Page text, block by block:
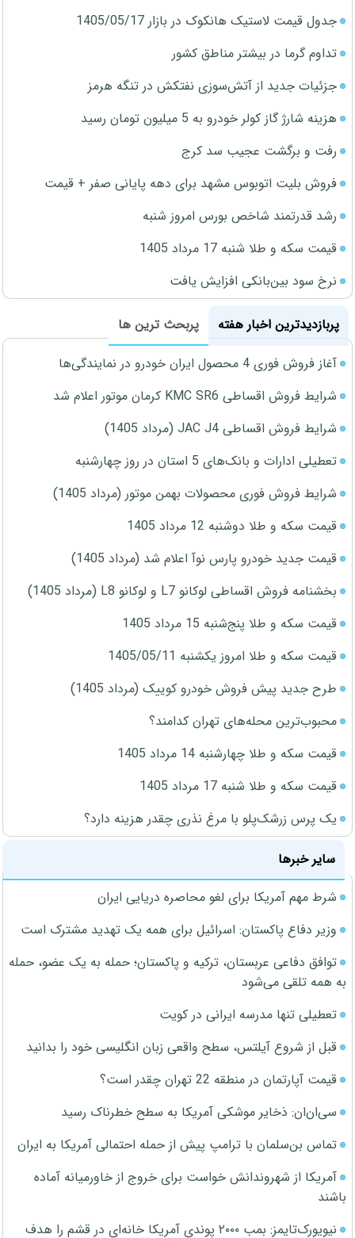
جدول قیمت لاستیک هانکوک در بازار 1405/05/17
تداوم گرما در بیشتر مناطق کشور
جزئیات جدید از آتش‌سوزی نفتکش در تنگه هرمز
هزینه شارژ گاز کولر خودرو به 5 میلیون تومان رسید
رفت و برگشت عجیب سد کرج
فروش بلیت اتوبوس مشهد برای دهه پایانی صفر + قیمت
رشد قدرتمند شاخص بورس امروز شنبه
قیمت سکه و طلا شنبه 17 مرداد 1405
نرخ سود بین‌بانکی افزایش یافت
پربازدیدترین اخبار هفته
پربحث ترین ها
آغاز فروش فوری 4 محصول ایران خودرو در نمایندگی‌ها
شرایط فروش اقساطی KMC SR6 کرمان موتور اعلام شد
شرایط فروش اقساطی JAC J4 (مرداد 1405)
تعطیلی ادارات و بانک‌های 5 استان در روز چهارشنبه
شرایط فروش فوری محصولات بهمن موتور (مرداد 1405)
قیمت سکه و طلا دوشنبه 12 مرداد 1405
قیمت جدید خودرو پارس نوآ اعلام شد (مرداد 1405)
بخشنامه فروش اقساطی لوکانو L7 و لوکانو L8 (مرداد 1405)
قیمت سکه و طلا پنج‌شنبه 15 مرداد 1405
قیمت سکه و طلا امروز یکشنبه 1405/05/11
طرح جدید پیش فروش خودرو کوییک (مرداد 1405)
محبوب‌ترین محله‌های تهران کدامند؟
قیمت سکه و طلا چهارشنبه 14 مرداد 1405
قیمت سکه و طلا شنبه 17 مرداد 1405
یک پرس زرشک‌پلو با مرغ نذری چقدر هزینه دارد؟
سایر خبرها
شرط مهم آمریکا برای لغو محاصره دریایی ایران
وزیر دفاع پاکستان: اسرائیل برای همه یک تهدید مشترک است
توافق دفاعی عربستان، ترکیه و پاکستان؛ حمله به یک عضو، حمله
به همه تلقی می‌شود
تعطیلی تنها مدرسه ایرانی در کویت
قبل از شروع آیلتس، سطح واقعی زبان انگلیسی خود را بدانید
قیمت آپارتمان در منطقه 22 تهران چقدر است؟
سی‌ان‌ان: ذخایر موشکی آمریکا به سطح خطرناک رسید
تماس بن‌سلمان با ترامپ پیش از حمله احتمالی آمریکا به ایران
آمریکا از شهروندانش خواست برای خروج از خاورمیانه آماده
باشند
نیویورک‌تایمز: بمب ۲۰۰۰ پوندی آمریکا خانه‌ای در قشم را هدف